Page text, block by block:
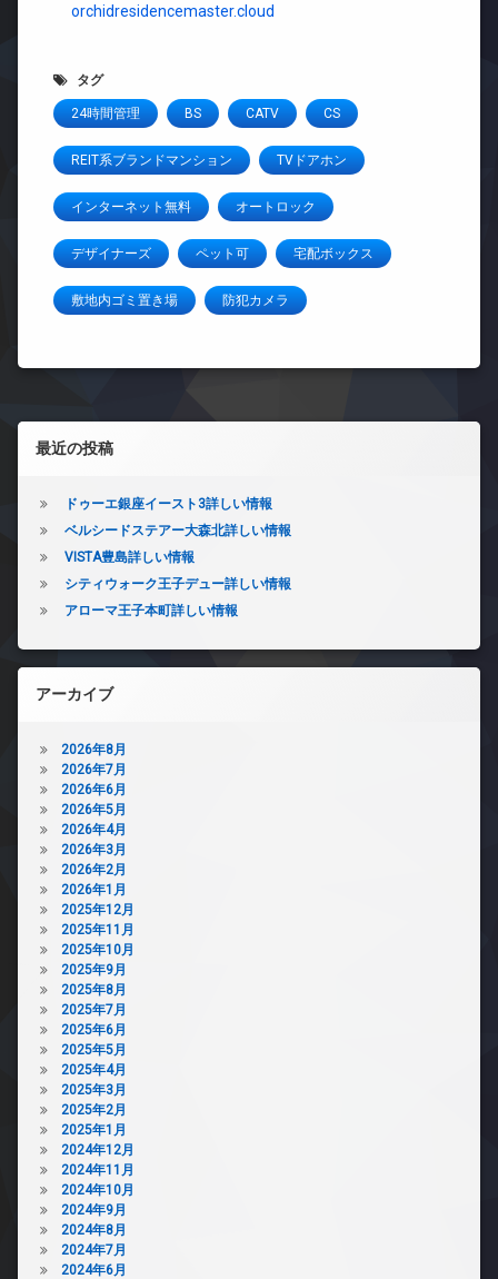
orchidresidencemaster.cloud
タグ
24時間管理 BS CATV CS
REIT系ブランドマンション TVドアホン
インターネット無料 オートロック
デザイナーズ ペット可 宅配ボックス
敷地内ゴミ置き場 防犯カメラ
左サイドバー
最近の投稿
ドゥーエ銀座イースト3詳しい情報
ベルシードステアー大森北詳しい情報
VISTA豊島詳しい情報
シティウォーク王子デュー詳しい情報
アローマ王子本町詳しい情報
アーカイブ
2026年8月
2026年7月
2026年6月
2026年5月
2026年4月
2026年3月
2026年2月
2026年1月
2025年12月
2025年11月
2025年10月
2025年9月
2025年8月
2025年7月
2025年6月
2025年5月
2025年4月
2025年3月
2025年2月
2025年1月
2024年12月
2024年11月
2024年10月
2024年9月
2024年8月
2024年7月
2024年6月